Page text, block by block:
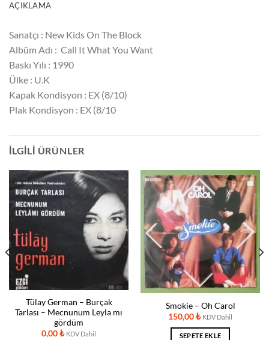
AÇIKLAMA
Sanatçı : New Kids On The Block ‎
Albüm Adı : Call It What You Want‎‎
Baskı Yılı : 1990
Ülke : U.K
Kapak Kondisyon : EX (8/10)
Plak Kondisyon : EX (8/10
İLGILI ÜRÜNLER
Tülay German – Burçak
Tarlası – Mecnunum Leyla mı
gördüm
0,00₺ KDV Dahil
Smokie ‎– Oh Carol
150,00₺ KDV Dahil
SEPETE EKLE